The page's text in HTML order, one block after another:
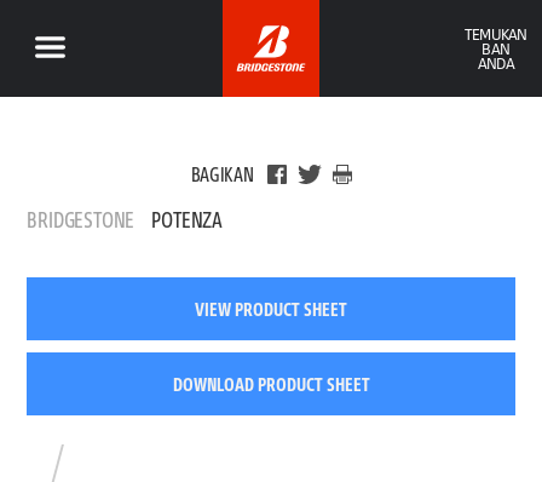
TEMUKAN
BAN
ANDA
BAGIKAN
BRIDGESTONE POTENZA
VIEW PRODUCT SHEET
DOWNLOAD PRODUCT SHEET